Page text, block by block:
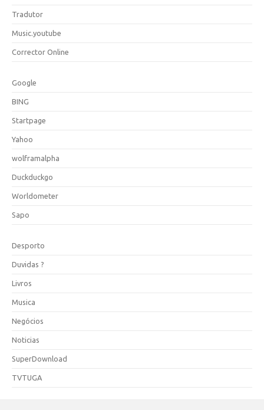
Tradutor
Music.youtube
Corrector Online
Google
BING
Startpage
Yahoo
wolframalpha
Duckduckgo
Worldometer
Sapo
Desporto
Duvidas ?
Livros
Musica
Negócios
Noticias
SuperDownload
TVTUGA